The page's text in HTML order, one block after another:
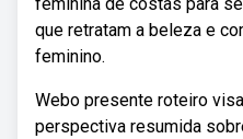
que retratam a beleza e
feminino.
Webo presente roteiro
perspectiva resumida